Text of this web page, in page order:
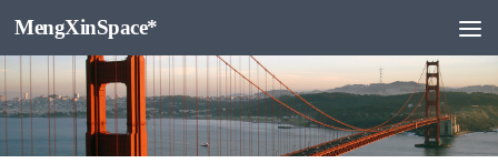
跳至内容
MengXinSpace*